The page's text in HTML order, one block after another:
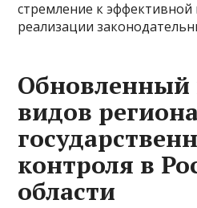
стремление к эффективной
реализации
Обновленный
видов
контроля в
области